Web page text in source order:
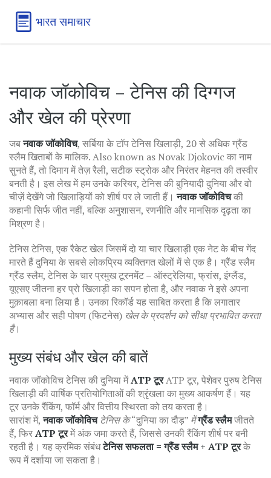
नवाक जॉकोविच – टेनिस की दिग्गज
और खेल की प्रेरणा
जबनवाक जॉकोविच, सर्बिया के टॉप टेनिस खिलाड़ी, 20 से अधिक ग्रैंड
स्लैम खिताबों के मालिक. Also known as Novak Djokovic का नाम
सुनते हैं, तो दिमाग में तेज़ रैली, सटीक स्ट्रोक और निरंतर मेहनत की तस्वीर
बनती है। इस लेख में हम उनके करियर, टेनिस की बुनियादी दुनिया और वो
चीज़ें देखेंगे जो खिलाड़ियों को शीर्ष पर ले जाती हैं।नवाक जॉकोविचकी
कहानी सिर्फ जीत नहीं, बल्कि अनुशासन, रणनीति और मानसिक दृढ़ता का
मिश्रण है।
टेनिसटेनिस, एक रैकेट खेल जिसमें दो या चार खिलाड़ी एक नेट के बीच गेंद
मारते हैंदुनिया के सबसे लोकप्रिय व्यक्तिगत खेलों में से एक है। ग्रैंड स्लैम
ग्रैंड स्लैम, टेनिस के चार प्रमुख टूरनमेंट – ऑस्ट्रेलिया, फ्रांस, इंग्लैंड,
यूएसएजीतना हर प्रो खिलाड़ी का सपन होता है, और नवाक ने इसे अपना
मुक़ाबला बना लिया है। उनका रिकॉर्ड यह साबित करता है कि लगातार
अभ्यास और सही पोषण (फिटनेस) खेल के प्रदर्शन को सीधा प्रभावित करता
है।
मुख्य संबंध और खेल की बातें
नवाक जॉकोविच टेनिस की दुनिया मेंATP टूरATP टूर, पेशेवर पुरुष टेनिस
खिलाड़ी की वार्षिक प्रतियोगिताओं की श्रृंखलाका मुख्य आकर्षण हैं। यह
टूर उनके रैंकिंग, फॉर्म और वित्तीय स्थिरता को तय करता है।
सारांश में,नवाक जॉकोविच टेनिस के“दुनिया का दौड़” मेंग्रैंड स्लैमजीतते
हैं, फिरATP टूरमें अंक जमा करते हैं, जिससे उनकी रैंकिंग शीर्ष पर बनी
रहती है। यह क्रमिक संबंधटेनिस सफलता = ग्रैंड स्लैम + ATP टूरके
रूप में दर्शाया जा सकता है।